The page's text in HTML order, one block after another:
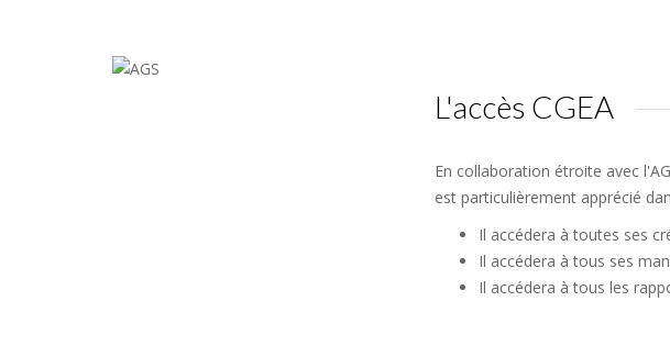
L'accès CGEA
En collaboration étroite avec
est particulièrement apprécié
Il accédera à toutes ses
Il accédera à tous ses
Il accédera à tous les